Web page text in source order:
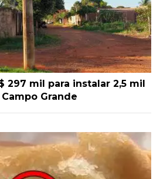
297 mil para instalar 2,5 mil
Grande